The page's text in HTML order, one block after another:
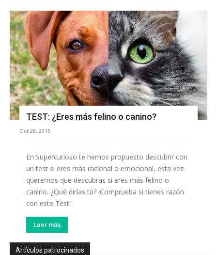
TEST: ¿Eres más felino o canino?
Oct 28, 2015
En Supercurioso te hemos propuesto descubrir con
un test si eres más racional o emocional, esta vez
queremos que descubras si eres más felino o
canino. ¿Qué dirías tú? ¡Comprueba si tienes razón
con este Test!
Leer más
Artículos patrocinados